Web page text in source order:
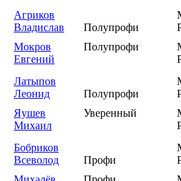
Агриков
Владислав
Мокров
Евгений
Полупрофи
Полупрофи
Латыпов
Леонид
Яушев
Михаил
Полупрофи
Уверенный
Бобриков
Всеволод
Профи